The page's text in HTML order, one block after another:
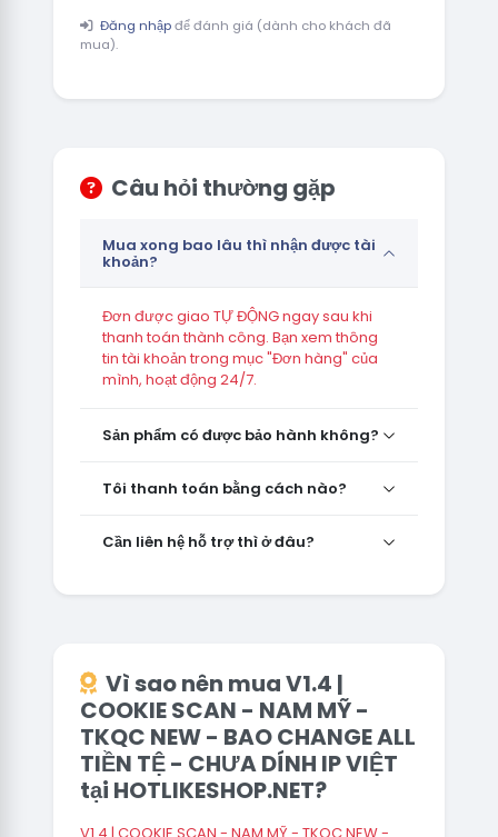
Đăng nhậpđể đánh giá (dành cho khách đã
mua).
Câu hỏi thường gặp
Mua xong bao lâu thì nhận được tài
khoản?
Đơn được giao TỰ ĐỘNG ngay sau khi
thanh toán thành công. Bạn xem thông
tin tài khoản trong mục "Đơn hàng" của
mình, hoạt động 24/7.
Sản phẩm có được bảo hành không?
Tôi thanh toán bằng cách nào?
Cần liên hệ hỗ trợ thì ở đâu?
Vì sao nên mua V1.4 |
COOKIE SCAN - NAM MỸ -
TKQC NEW - BAO CHANGE ALL
TIỀN TỆ - CHƯA DÍNH IP VIỆT
tại HOTLIKESHOP.NET?